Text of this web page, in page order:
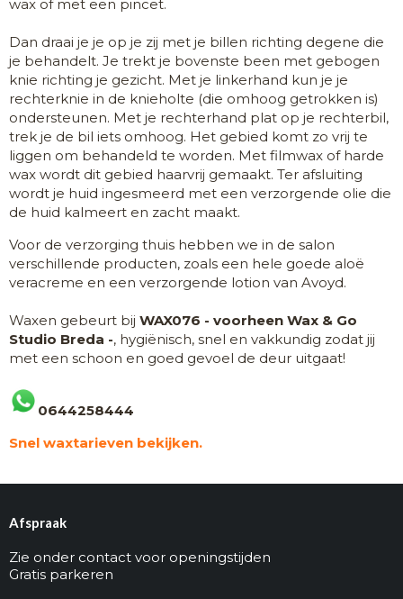
wax of met een pincet.
Dan draai je je op je zij met je billen richting degene die
je behandelt. Je trekt je bovenste been met gebogen
knie richting je gezicht. Met je linkerhand kun je je
rechterknie in de knieholte (die omhoog getrokken is)
ondersteunen. Met je rechterhand plat op je rechterbil,
trek je de bil iets omhoog. Het gebied komt zo vrij te
liggen om behandeld te worden. Met filmwax of harde
wax wordt dit gebied haarvrij gemaakt. Ter afsluiting
wordt je huid ingesmeerd met een verzorgende olie die
de huid kalmeert en zacht maakt.
Voor de verzorging thuis hebben we in de salon
verschillende producten, zoals een hele goede aloë
veracreme en een verzorgende lotion van Avoyd.
Waxen gebeurt bij WAX076 - voorheen Wax & Go
Studio Breda -, hygiënisch, snel en vakkundig zodat jij
met een schoon en goed gevoel de deur uitgaat!
0644258444
Snel waxtarieven bekijken.
Afspraak
Zie onder contact voor openingstijden
Gratis parkeren